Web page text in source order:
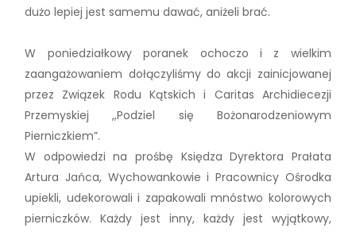
dużo lepiej jest samemu dawać, aniżeli brać.
W poniedziałkowy poranek ochoczo i z wielkim
zaangażowaniem dołączyliśmy do akcji zainicjowanej
przez Związek Rodu Kątskich i Caritas Archidiecezji
Przemyskiej ,,Podziel się Bożonarodzeniowym
Pierniczkiem”.
W odpowiedzi na prośbę Księdza Dyrektora Prałata
Artura Jańca, Wychowankowie i Pracownicy Ośrodka
upiekli, udekorowali i zapakowali mnóstwo kolorowych
pierniczków. Każdy jest inny, każdy jest wyjątkowy,